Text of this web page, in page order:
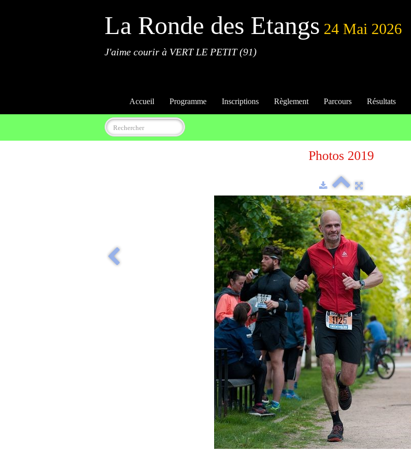
La Ronde des Etangs 24 Mai 2026
J'aime courir à VERT LE PETIT (91)
Accueil Programme Inscriptions Règlement Parcours Résultats
Photos 2019